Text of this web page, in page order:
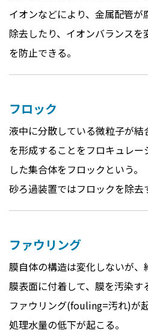
イオンなどにより、金属配管
除去したり、イオンバランス
を防止できる。
フロック
液中に分散している微粒子が
を形成することをフロキュレ
した集合体をフロックという。
砂ろ過装置ではフロックを除去
ファウリング
膜自体の構造は変化しないが
膜表面に付着して、膜を汚染す
ファウリング(fouling=汚れ)が
処理水量の低下が起こる。